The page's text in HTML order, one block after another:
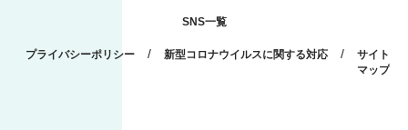
SNS一覧
プライバシーポリシー / 新型コロナウイルスに関する対応 /
サイト
マップ